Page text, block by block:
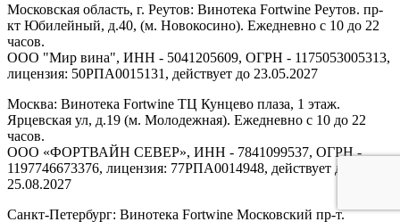
Московская область, г. Реутов: Винотека Fortwine Реутов. пр-
кт Юбилейный, д.40, (м. Новокосино). Ежедневно с 10 до 22
часов.
ООО "Мир вина", ИНН - 5041205609, ОГРН - 1175053005313,
лицензия: 50РПА0015131, действует до 23.05.2027
Москва: Винотека Fortwine ТЦ Кунцево плаза, 1 этаж.
Ярцевская ул, д.19 (м. Молодежная). Ежедневно с 10 до 22
часов.
ООО «ФОРТВАЙН СЕВЕР», ИНН - 7841099537, ОГРН -
1197746673376, лицензия: 77РПА0014948, действует до
25.08.2027
Санкт-Петербург: Винотека Fortwine Московский пр-т.